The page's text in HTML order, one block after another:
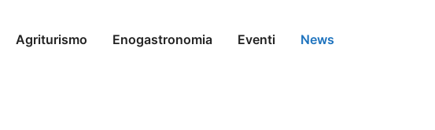
Agriturismo Enogastronomia Eventi News